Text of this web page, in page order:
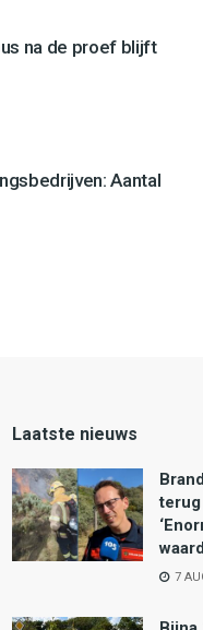
na de proef blijft
Aantal
Laatste nieuws
terug
7